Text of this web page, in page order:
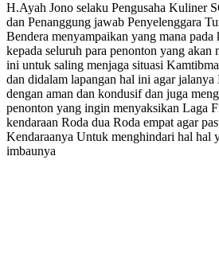
H.Ayah Jono selaku Pengusaha Kuliner
dan Penanggung jawab Penyelenggara
Bendera menyampaikan yang mana pada
kepada seluruh para penonton yang akan
ini untuk saling menjaga situasi
dan didalam lapangan hal ini agar jalanya
dengan aman dan kondusif dan juga
penonton yang ingin menyaksikan Laga
kendaraan Roda dua Roda empat agar
Kendaraanya Untuk menghindari hal hal
imbaunya